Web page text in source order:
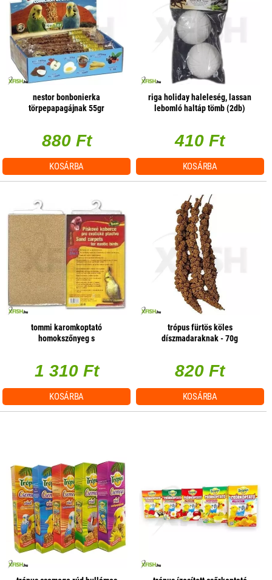
nestor bonbonierka
törpepapagájnak 55gr
880 Ft
KOSÁRBA
riga holiday haleleség, lassan
lebomló haltáp tömb (2db)
410 Ft
KOSÁRBA
tommi karomkoptató
homokszőnyeg s
1 310 Ft
KOSÁRBA
trópus fürtös köles
díszmadaraknak - 70g
820 Ft
KOSÁRBA